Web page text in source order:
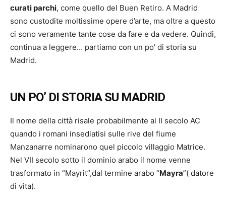
curati parchi, come quello del Buen Retiro. A Madrid
sono custodite moltissime opere d’arte, ma oltre a questo
ci sono veramente tante cose da fare e da vedere. Quindi,
continua a leggere… partiamo con un po’ di storia su
Madrid.
UN PO’ DI STORIA SU MADRID
Il nome della città risale probabilmente al II secolo AC
quando i romani insediatisi sulle rive del fiume
Manzanarre nominarono quel piccolo villaggio Matrice.
Nel VII secolo sotto il dominio arabo il nome venne
trasformato in “Mayrit”,dal termine arabo “Mayra”( datore
di vita).